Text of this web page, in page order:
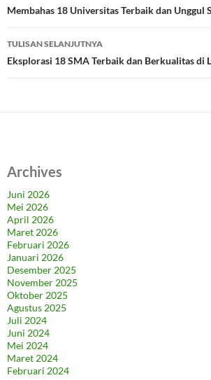
Tulisan
Membahas 18 Universitas Terbaik dan Unggul
TULISAN SELANJUTNYA
Eksplorasi 18 SMA Terbaik dan Berkualitas di
Archives
Juni 2026
Mei 2026
April 2026
Maret 2026
Februari 2026
Januari 2026
Desember 2025
November 2025
Oktober 2025
Agustus 2025
Juli 2024
Juni 2024
Mei 2024
Maret 2024
Februari 2024